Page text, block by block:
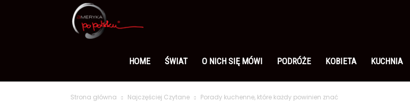
po
polsku
HOME ŚWIAT O NICH SIĘ MÓWI PODRÓŻE KOBIETA KUCHNIA
Strona główna Najczęściej Czytane Porady kuchenne, które każdy powinien znać